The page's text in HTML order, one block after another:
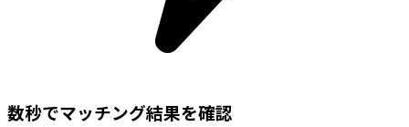
数秒でマッチング結果を確認